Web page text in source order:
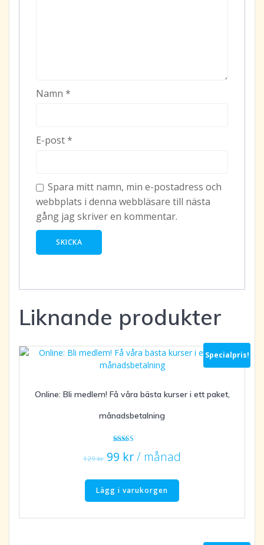
Namn *
E-post*
Spara mitt namn, min e-postadress och
webbplats i denna webbläsare till nästa
gång jag skriver en kommentar.
Liknande produkter
Specialpris!
Online: Bli medlem! Få våra bästa kurser i ett paket,
månadsbetalning
5.00
av 5
129kr Det
priset
var:
129 kr.
99 krDet
priset
är:
99 kr.
/ månad
Lägg i varukorgen